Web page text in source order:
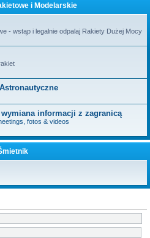
i Modelarskie
- wstąp i legalnie odpalaj Rakiety Dużej Mocy
informacji z zagranicą
fotos & videos